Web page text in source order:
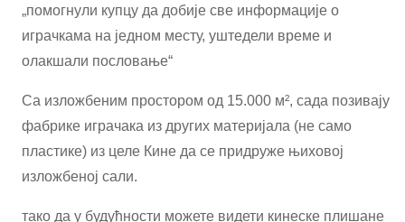
„помогнули купцу да добије све информације о
играчкама на једном месту, уштедели време и
олакшали пословање“
Са изложбеним простором од 15.000 м², сада позивају
фабрике играчака из других материјала (не само
пластике) из целе Кине да се придруже њиховој
изложбеној сали.
тако да у будућности можете видети кинеске плишане